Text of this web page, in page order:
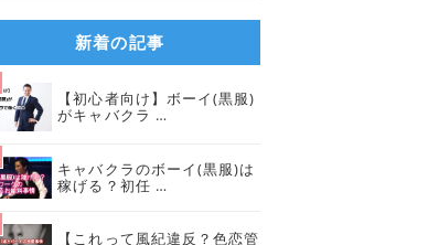
新着の記事
【初心者向け】ボーイ(黒服)
がキャバクラ …
キャバクラのボーイ(黒服)は
稼げる？初任 …
【これって風紀違反？色恋管